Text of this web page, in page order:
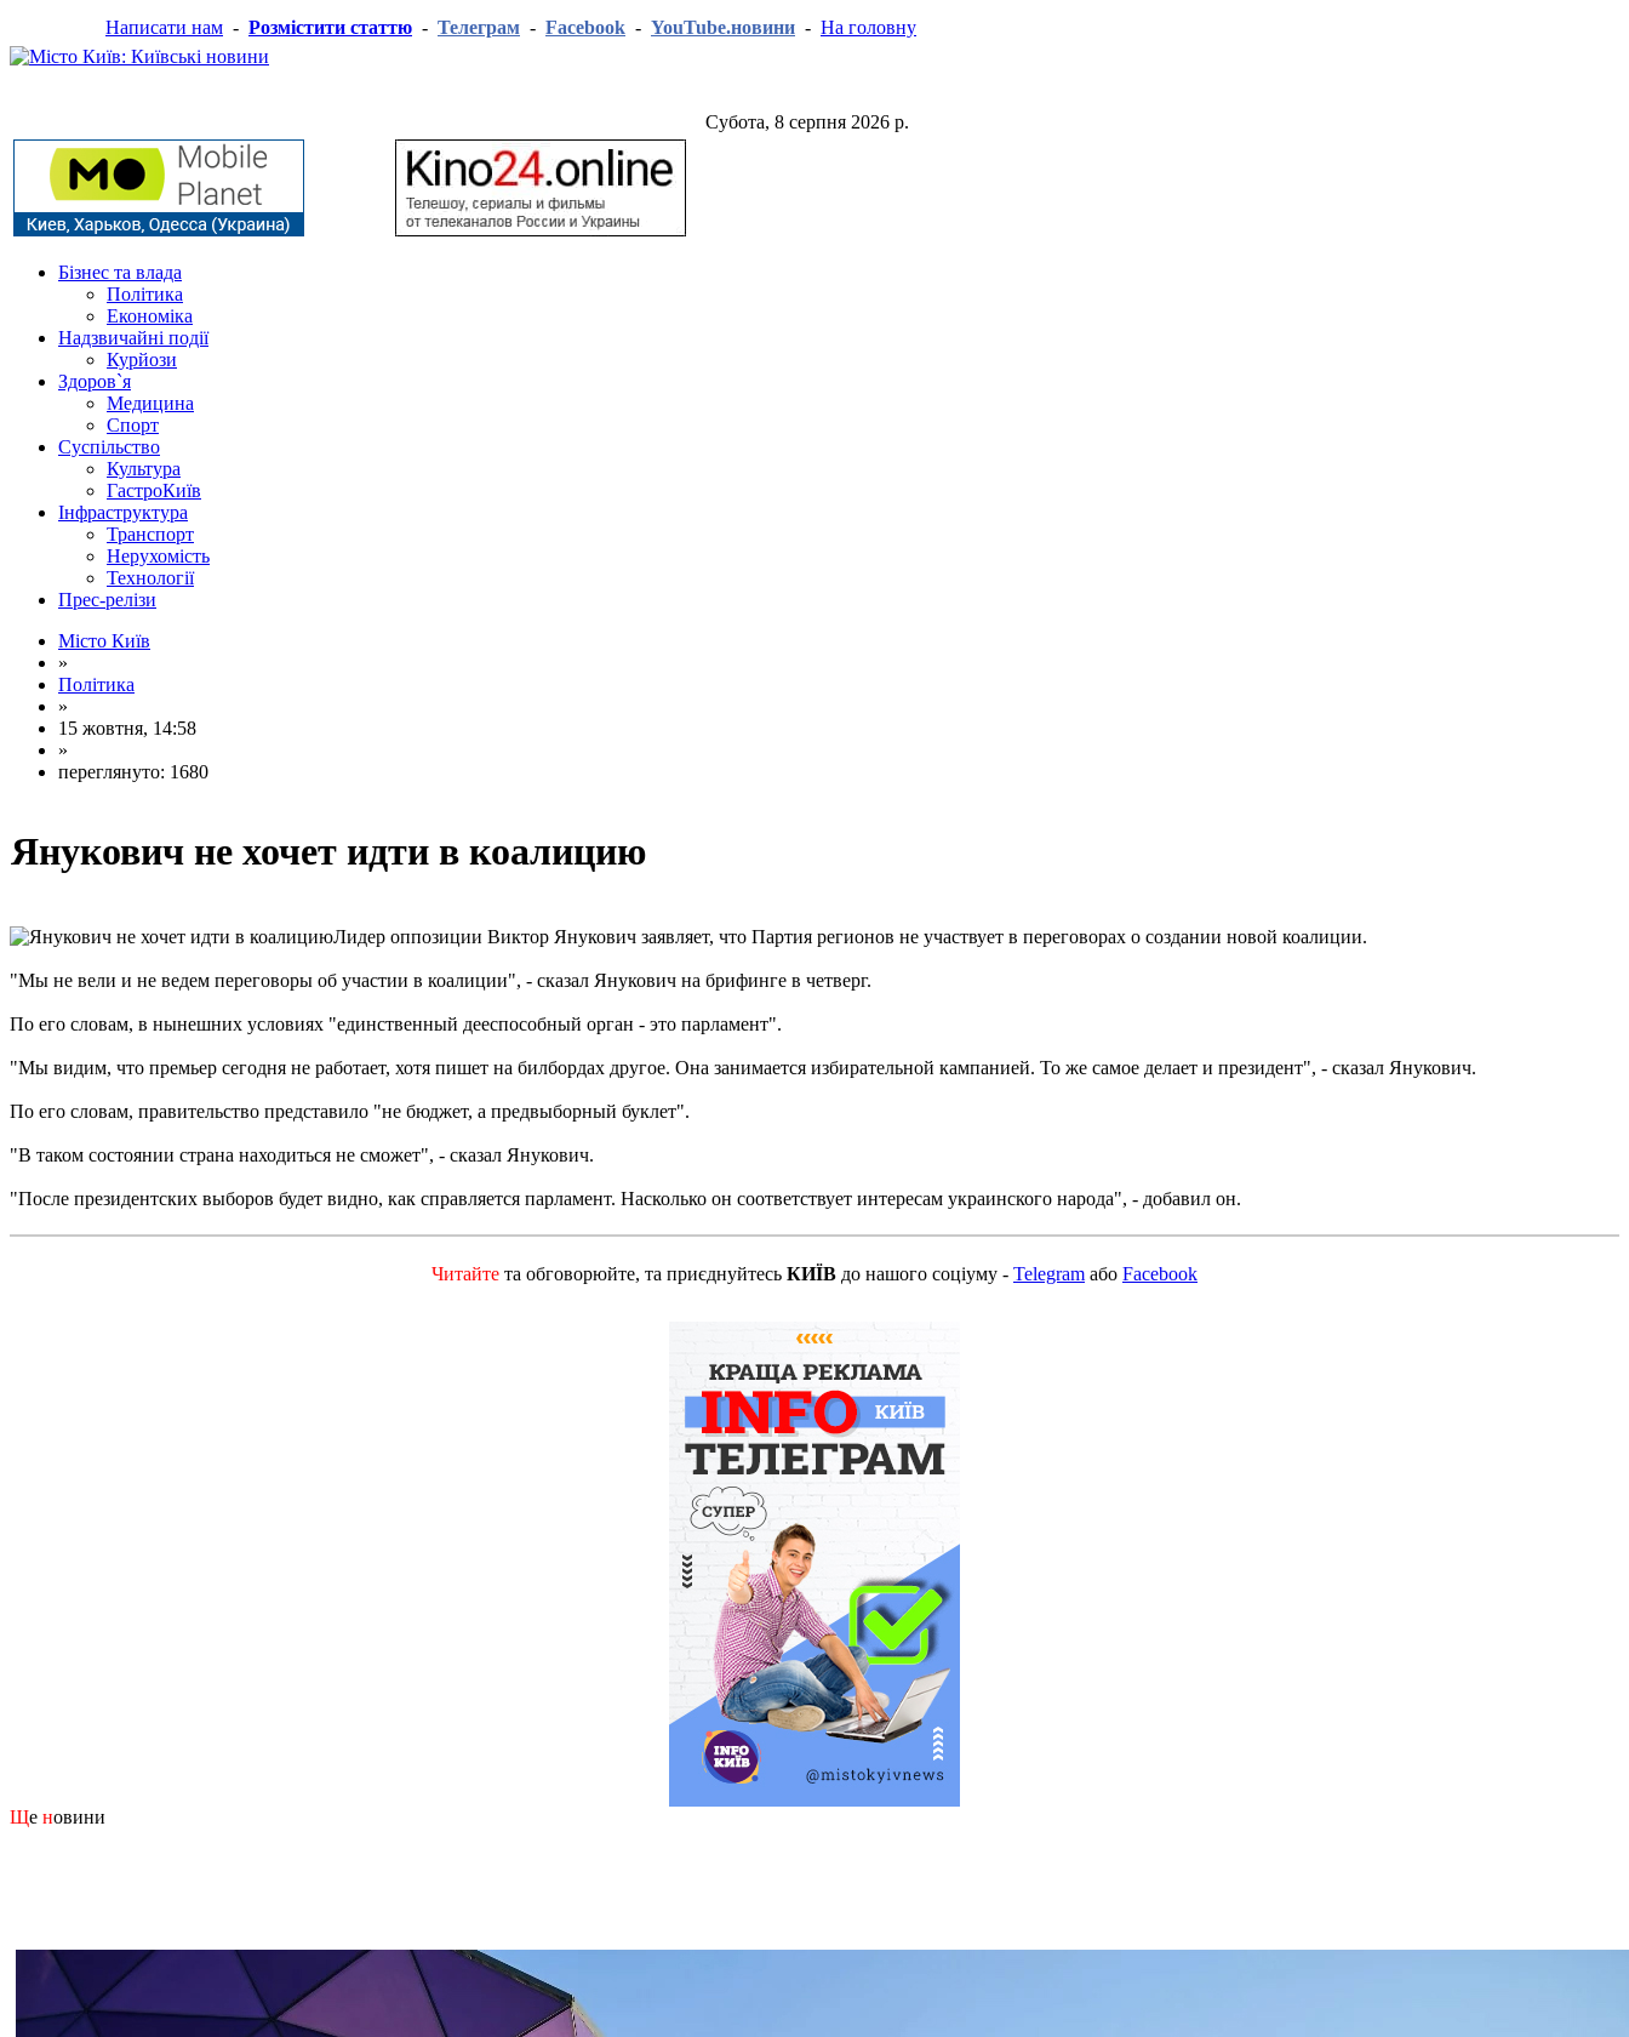
Написати нам - Розмістити статтю - Телеграм - Facebook - YouTube.новини - На головну
Субота, 8 серпня 2026 р.
Бізнес та влада
Політика
Економіка
Надзвичайні події
Курйози
Здоров`я
Медицина
Спорт
Суспільство
Культура
ГастроКиїв
Інфраструктура
Транспорт
Нерухомість
Технології
Прес-релізи
Місто Київ
»
Політика
»
15 жовтня, 14:58
»
переглянуто: 1680
Янукович не хочет идти в коалицию
Лидер оппозиции Виктор Янукович заявляет, что Партия регионов не участвует в переговорах о создании новой коалиции.
"Мы не вели и не ведем переговоры об участии в коалиции", - сказал Янукович на брифинге в четверг.
По его словам, в нынешних условиях "единственный дееспособный орган - это парламент".
"Мы видим, что премьер сегодня не работает, хотя пишет на билбордах другое. Она занимается избирательной кампанией. То же самое делает и президент", - сказал Янукович.
По его словам, правительство представило "не бюджет, а предвыборный буклет".
"В таком состоянии страна находиться не сможет", - сказал Янукович.
"После президентских выборов будет видно, как справляется парламент. Насколько он соответствует интересам украинского народа", - добавил он.
Читайте та обговорюйте, та приєднуйтесь КИЇВ до нашого соціуму - Telegram або Facebook
Ще новини